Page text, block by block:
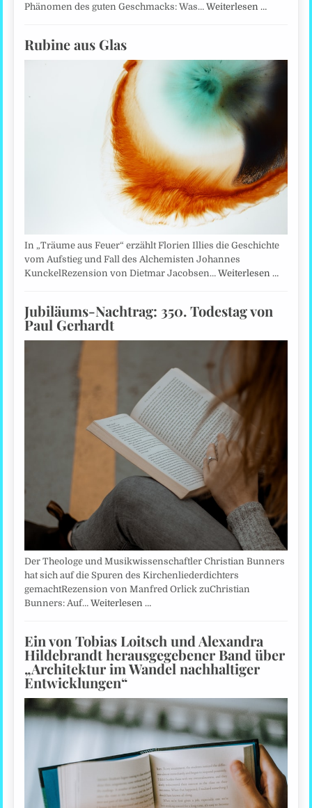
Phänomen des guten Geschmacks: Was…Weiterlesen …
Rubine aus Glas
In „Träume aus Feuer“ erzählt Florien Illies die Geschichte
vom Aufstieg und Fall des Alchemisten Johannes
KunckelRezension von Dietmar Jacobsen…Weiterlesen …
Jubiläums-Nachtrag: 350. Todestag von
Paul Gerhardt
Der Theologe und Musikwissenschaftler Christian Bunners
hat sich auf die Spuren des Kirchenliederdichters
gemachtRezension von Manfred Orlick zuChristian
Bunners: Auf…Weiterlesen …
Ein von Tobias Loitsch und Alexandra
Hildebrandt herausgegebener Band über
„Architektur im Wandel nachhaltiger
Entwicklungen“